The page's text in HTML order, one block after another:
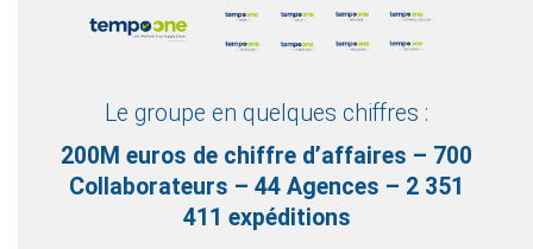
Le groupe en quelques chiffres :
200M euros de chiffre d’affaires – 700
Collaborateurs – 44 Agences – 2 351
411 expéditions